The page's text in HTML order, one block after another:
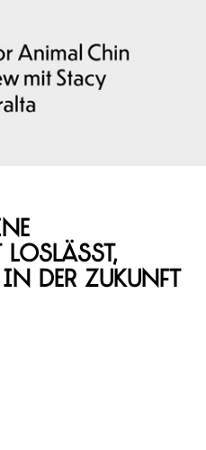
loslässt,
in der Zukunft